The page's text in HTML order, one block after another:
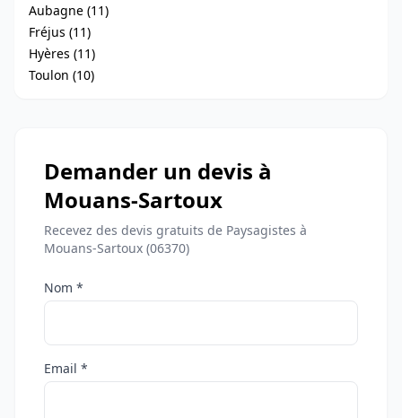
Aubagne (11)
Fréjus (11)
Hyères (11)
Toulon (10)
Demander un devis à
Mouans-Sartoux
Recevez des devis gratuits de Paysagistes à
Mouans-Sartoux (06370)
Nom *
Email *